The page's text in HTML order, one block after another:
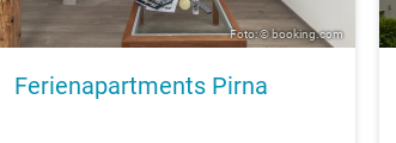
Foto: © booking.com
Ferienapartments Pirna